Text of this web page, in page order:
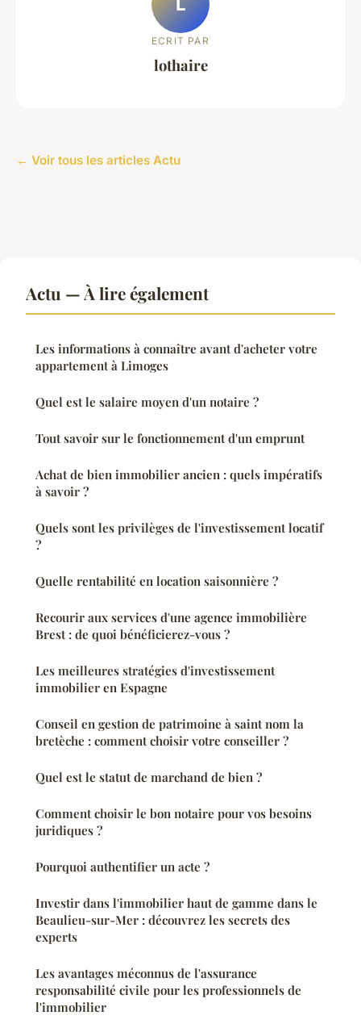
ECRIT PAR
lothaire
← Voir tous les articles Actu
Actu — À lire également
Les informations à connaître avant d'acheter votre
appartement à Limoges
Quel est le salaire moyen d'un notaire ?
Tout savoir sur le fonctionnement d'un emprunt
Achat de bien immobilier ancien : quels impératifs
à savoir ?
Quels sont les privilèges de l'investissement locatif
?
Quelle rentabilité en location saisonnière ?
Recourir aux services d'une agence immobilière
Brest : de quoi bénéficierez-vous ?
Les meilleures stratégies d'investissement
immobilier en Espagne
Conseil en gestion de patrimoine à saint nom la
bretèche : comment choisir votre conseiller ?
Quel est le statut de marchand de bien ?
Comment choisir le bon notaire pour vos besoins
juridiques ?
Pourquoi authentifier un acte ?
Investir dans l'immobilier haut de gamme dans le
Beaulieu-sur-Mer : découvrez les secrets des
experts
Les avantages méconnus de l'assurance
responsabilité civile pour les professionnels de
l'immobilier